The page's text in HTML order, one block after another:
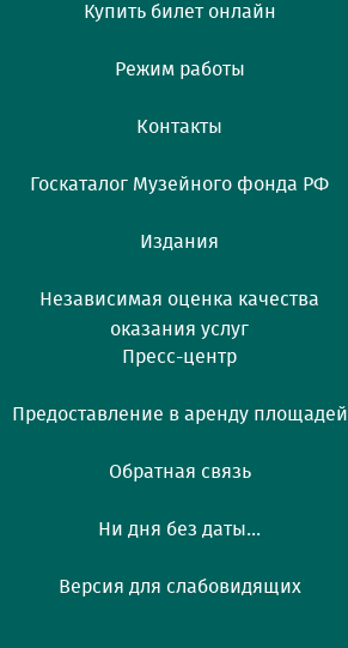
Купить билет онлайн
Режим работы
Контакты
Госкаталог Музейного фонда РФ
Издания
Независимая оценка качества
оказания услуг
Пресс-центр
Предоставление в аренду площадей
Обратная связь
Ни дня без даты...
Версия для слабовидящих